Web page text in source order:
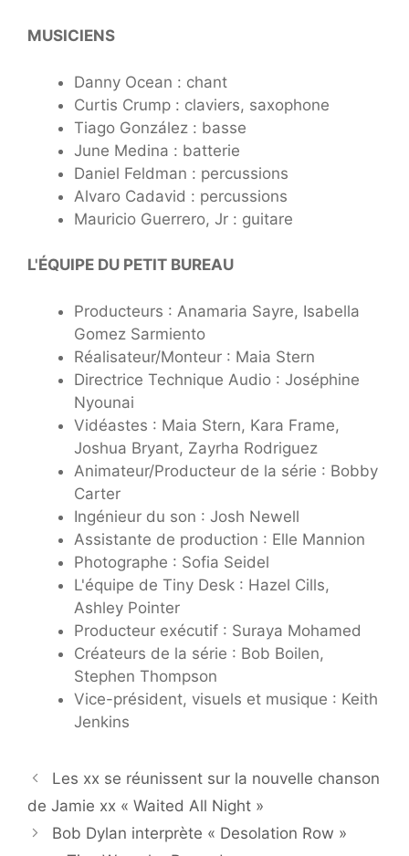
MUSICIENS
Danny Ocean : chant
Curtis Crump : claviers, saxophone
Tiago González : basse
June Medina : batterie
⁠Daniel Feldman : percussions
Alvaro Cadavid : percussions
Mauricio Guerrero, Jr : guitare
L'ÉQUIPE DU PETIT BUREAU
Producteurs : Anamaria Sayre, Isabella
Gomez Sarmiento
Réalisateur/Monteur : Maia Stern
Directrice Technique Audio : Joséphine
Nyounai
Vidéastes : Maia Stern, Kara Frame,
Joshua Bryant, Zayrha Rodriguez
Animateur/Producteur de la série : Bobby
Carter
Ingénieur du son : Josh Newell
Assistante de production : Elle Mannion
Photographe : Sofia Seidel
L'équipe de Tiny Desk : Hazel Cills,
Ashley Pointer
Producteur exécutif : Suraya Mohamed
Créateurs de la série : Bob Boilen,
Stephen Thompson
Vice-président, visuels et musique : Keith
Jenkins
Les xx se réunissent sur la nouvelle chanson
de Jamie xx « Waited All Night »
Bob Dylan interprète « Desolation Row »